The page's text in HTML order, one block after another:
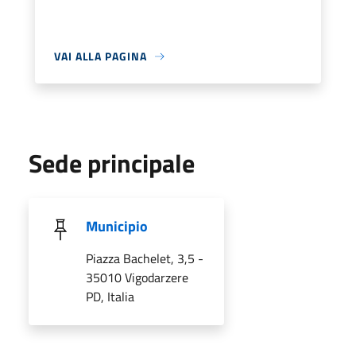
VAI ALLA PAGINA
Sede principale
Municipio
Piazza Bachelet, 3,5 -
35010 Vigodarzere
PD, Italia